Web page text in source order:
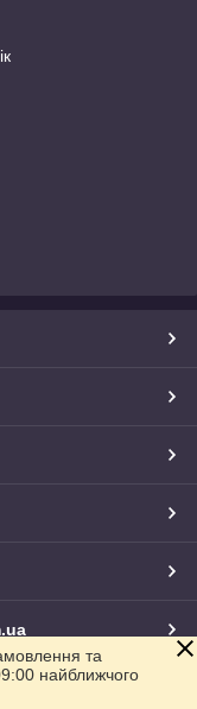
та
найближчого